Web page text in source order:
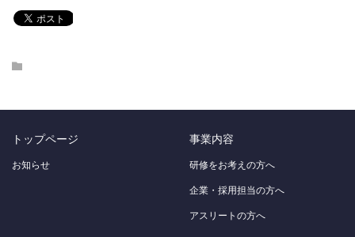
トップページ
お知らせ
事業内容
研修をお考えの方へ
企業・採用担当の方へ
アスリートの方へ